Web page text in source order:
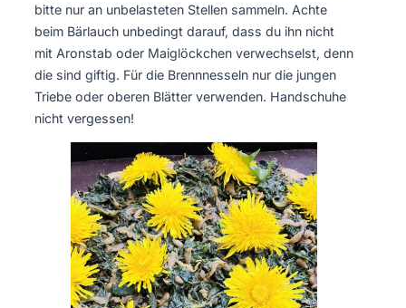
bitte nur an unbelasteten Stellen sammeln. Achte
beim Bärlauch unbedingt darauf, dass du ihn nicht
mit Aronstab oder Maiglöckchen verwechselst, denn
die sind giftig. Für die Brennnesseln nur die jungen
Triebe oder oberen Blätter verwenden. Handschuhe
nicht vergessen!